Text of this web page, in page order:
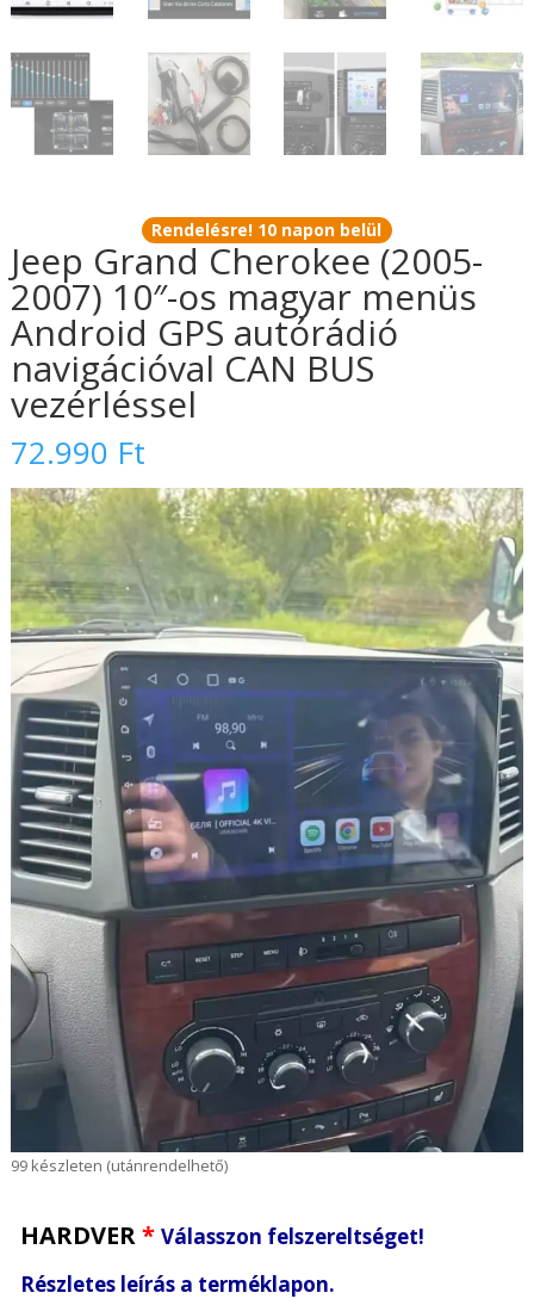
Rendelésre! 10 napon belül
Jeep Grand Cherokee (2005-
2007) 10″-os magyar menüs
Android GPS autórádió
navigációval CAN BUS
vezérléssel
72.990 Ft
99 készleten (utánrendelhető)
HARDVER* Válasszon felszereltséget!
Részletes leírás a terméklapon.